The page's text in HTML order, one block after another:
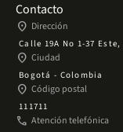
Contacto
place Dirección
Calle 19A No 1-37
place Ciudad
Bogotá - Colombia
place Código postal
111711
phone Atención telefónica